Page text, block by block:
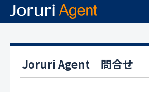
Joruri Agent 問合せ